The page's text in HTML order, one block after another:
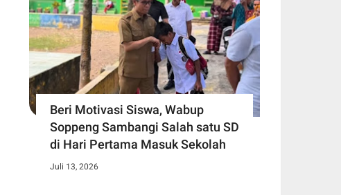
Beri Motivasi Siswa, Wabup
Soppeng Sambangi Salah satu SD
di Hari Pertama Masuk Sekolah
Juli 13, 2026